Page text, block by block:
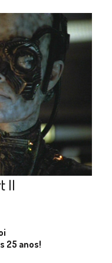
II
25 anos!